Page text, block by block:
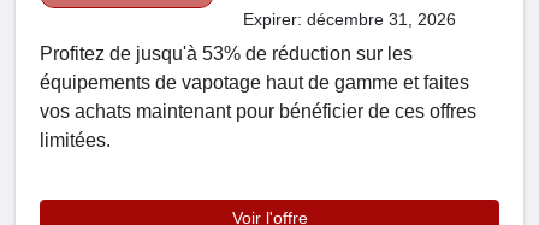
Expirer: décembre 31, 2026
Profitez de jusqu'à 53% de réduction sur les
équipements de vapotage haut de gamme et faites
vos achats maintenant pour bénéficier de ces offres
limitées.
Voir l'offre